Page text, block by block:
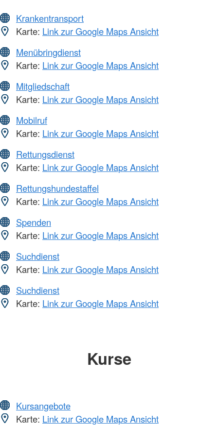
Krankentransport
Karte: Link zur Google Maps Ansicht
Menübringdienst
Karte: Link zur Google Maps Ansicht
Mitgliedschaft
Karte: Link zur Google Maps Ansicht
Mobilruf
Karte: Link zur Google Maps Ansicht
Rettungsdienst
Karte: Link zur Google Maps Ansicht
Rettungshundestaffel
Karte: Link zur Google Maps Ansicht
Spenden
Karte: Link zur Google Maps Ansicht
Suchdienst
Karte: Link zur Google Maps Ansicht
Suchdienst
Karte: Link zur Google Maps Ansicht
Kurse
Kursangebote
Karte: Link zur Google Maps Ansicht